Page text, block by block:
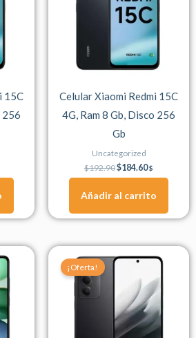
15C
256
Celular Xiaomi Redmi 15C
4G, Ram 8 Gb, Disco 256
Gb
Uncategorized
$192.90$184.60$
Añadir al carrito
¡Oferta!
price
$228.80.
price
$216.60.
Este
tiene
múltiples
variantes.